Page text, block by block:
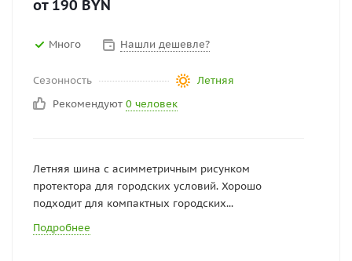
от 190 BYN
Много Нашли дешевле?
Сезонность
Летняя
Рекомендуют 0 человек
Летняя шина с асимметричным рисунком
протектора для городских условий. Хорошо
подходит для компактных городских...
Подробнее